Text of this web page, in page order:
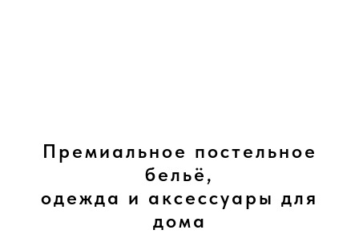
Премиальное постельное
бельё,
одежда и аксессуары для
дома